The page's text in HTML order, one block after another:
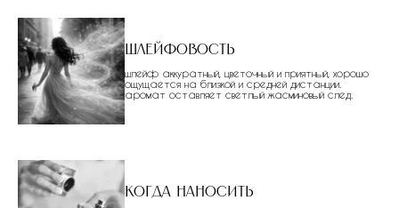
Шлейфовость
шлейф аккуратный, цветочный и приятный, хорошо
ощущается на близкой и средней дистанции.
аромат оставляет светлый жасминовый след.
Когда наносить